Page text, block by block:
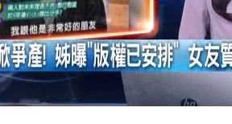
37.74%